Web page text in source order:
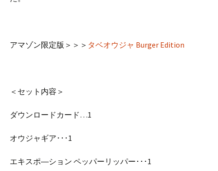
アマゾン限定版＞＞＞ タベオウジャ Burger Edition
＜セット内容＞
ダウンロードカード…1
オウジャギア･･･1
エキスポ―ション ペッパーリッパー･･･1